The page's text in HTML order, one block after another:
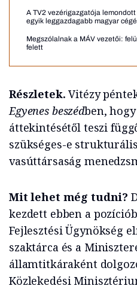
A TV2 vezérigazgatója
egyik leggazdagabb magyar
Megszólalnak a MÁV vezetői:
felett
Részletek. Vitézy
Egyenes beszédben,
áttekintésétől teszi
szükséges-e
vasúttársaság
Mit lehet még tudni?
kezdett ebben a
Fejlesztési Ügynökség
szaktárca és a
államtitkáraként
Közlekedési